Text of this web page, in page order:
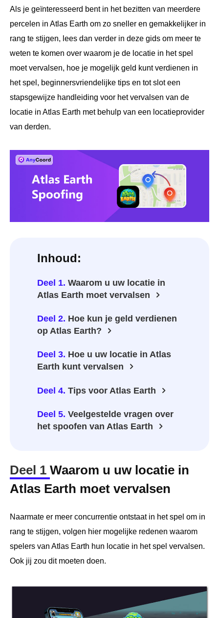
Als je geïnteresseerd bent in het bezitten van meerdere
percelen in Atlas Earth om zo sneller en gemakkelijker in
rang te stijgen, lees dan verder in deze gids om meer te
weten te komen over waarom je de locatie in het spel
moet vervalsen, hoe je mogelijk geld kunt verdienen in
het spel, beginnersvriendelijke tips en tot slot een
stapsgewijze handleiding voor het vervalsen van de
locatie in Atlas Earth met behulp van een locatieprovider
van derden.
Inhoud:
Deel 1. Waarom u uw locatie in
Atlas Earth moet vervalsen
Deel 2. Hoe kun je geld verdienen
op Atlas Earth?
Deel 3. Hoe u uw locatie in Atlas
Earth kunt vervalsen
Deel 4. Tips voor Atlas Earth
Deel 5. Veelgestelde vragen over
het spoofen van Atlas Earth
Deel 1 Waarom u uw locatie in
Atlas Earth moet vervalsen
Naarmate er meer concurrentie ontstaat in het spel om in
rang te stijgen, volgen hier mogelijke redenen waarom
spelers van Atlas Earth hun locatie in het spel vervalsen.
Ook jij zou dit moeten doen.